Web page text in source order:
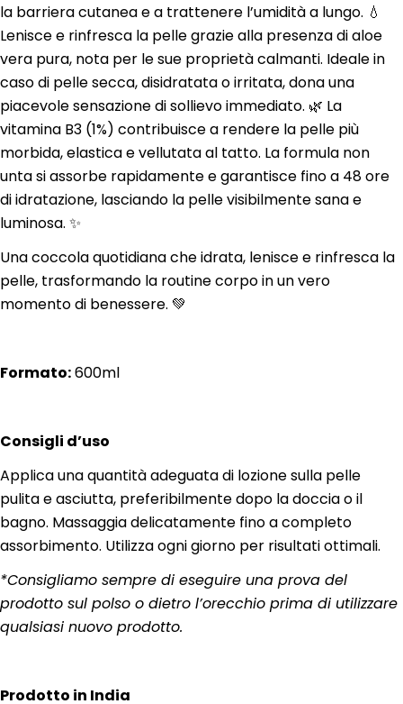
la barriera cutanea e a trattenere l’umidità a lungo. 💧
Lenisce e rinfresca la pelle grazie alla presenza di aloe
vera pura, nota per le sue proprietà calmanti. Ideale in
caso di pelle secca, disidratata o irritata, dona una
piacevole sensazione di sollievo immediato. 🌿 La
vitamina B3 (1%) contribuisce a rendere la pelle più
morbida, elastica e vellutata al tatto. La formula non
unta si assorbe rapidamente e garantisce fino a 48 ore
di idratazione, lasciando la pelle visibilmente sana e
luminosa. ✨
Una coccola quotidiana che idrata, lenisce e rinfresca la
pelle, trasformando la routine corpo in un vero
momento di benessere. 💚
Formato:600ml
Consigli d’uso
Applica una quantità adeguata di lozione sulla pelle
pulita e asciutta, preferibilmente dopo la doccia o il
bagno. Massaggia delicatamente fino a completo
assorbimento. Utilizza ogni giorno per risultati ottimali.
*Consigliamo sempre di eseguire una prova del
prodotto sul polso o dietro l’orecchio prima di utilizzare
qualsiasi nuovo prodotto.
Prodotto in India